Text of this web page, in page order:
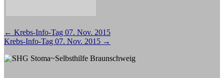
Beitragsnavigation
← Krebs-Info-Tag 07. Nov. 2015
Krebs-Info-Tag 07. Nov. 2015 →